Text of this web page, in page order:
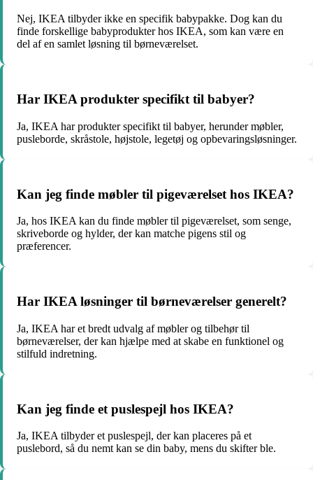
Nej, IKEA tilbyder ikke en specifik babypakke. Dog kan du
finde forskellige babyprodukter hos IKEA, som kan være en
del af en samlet løsning til børneværelset.
Har IKEA produkter specifikt til babyer?
Ja, IKEA har produkter specifikt til babyer, herunder møbler,
pusleborde, skråstole, højstole, legetøj og opbevaringsløsninger.
Kan jeg finde møbler til pigeværelset hos IKEA?
Ja, hos IKEA kan du finde møbler til pigeværelset, som senge,
skriveborde og hylder, der kan matche pigens stil og
præferencer.
Har IKEA løsninger til børneværelser generelt?
Ja, IKEA har et bredt udvalg af møbler og tilbehør til
børneværelser, der kan hjælpe med at skabe en funktionel og
stilfuld indretning.
Kan jeg finde et puslespejl hos IKEA?
Ja, IKEA tilbyder et puslespejl, der kan placeres på et
puslebord, så du nemt kan se din baby, mens du skifter ble.